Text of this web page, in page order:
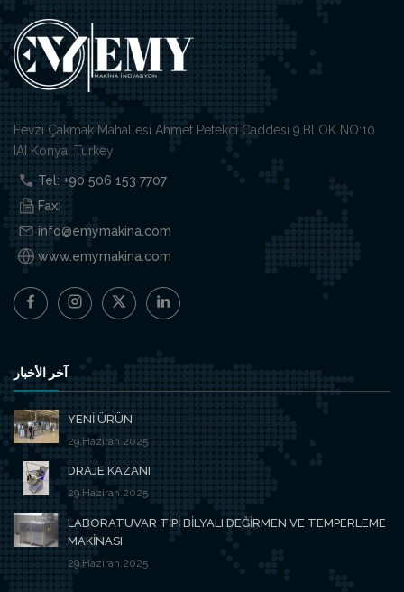
Fevzi Çakmak Mahallesi Ahmet Petekci Caddesi 9.BLOK NO:10
IAI Konya, Turkey
Tel: +90 506 153 7707
Fax:
info@emymakina.com
www.emymakina.com
آخر الأخبار
YENİ ÜRÜN
29.Haziran.2025
DRAJE KAZANI
29.Haziran.2025
LABORATUVAR TİPİ BİLYALI DEĞİRMEN VE TEMPERLEME
MAKİNASI
29.Haziran.2025